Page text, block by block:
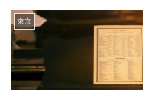
東京